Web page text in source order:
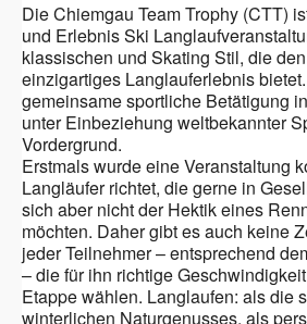
Die Chiemgau Team Trophy (CTT)
und Erlebnis Ski
klassischen und Skating Stil, die
einzigartiges Langlauferlebnis
gemeinsame sportliche Betätigung
unter Einbeziehung weltbekannter
Vordergrund.
Erstmals wurde eine Veranstaltung
Langläufer richtet, die gerne in
sich aber nicht der Hektik eines
möchten. Daher gibt es auch keine
jeder Teilnehmer – entsprechend
– die für ihn richtige
Etappe wählen. Langlaufen: als die
winterlichen Naturgenusses, als